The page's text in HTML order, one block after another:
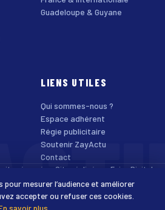
Guadeloupe & Guyane
LIENS UTILES
Qui sommes-nous ?
Espace adhérent
Régie publicitaire
Soutenir ZayActu
Contact
réservés. · Site réalisé par Enjoy Digital
Cookies Accessibilité
mesurer l’audience et améliorer
accepter ou refuser ces cookies.
savoir plus